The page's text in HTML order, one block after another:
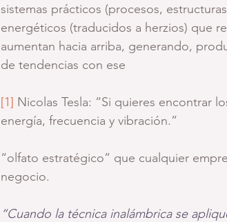
sistemas prácticos (procesos,
energéticos (traducidos a herzios) que
aumentan hacia arriba, generando,
de tendencias con ese
[1] Nicolas Tesla: “Si quieres encontrar
energía, frecuencia y vibración.”
“olfato estratégico” que cualquier
negocio.
“Cuando la técnica inalámbrica se